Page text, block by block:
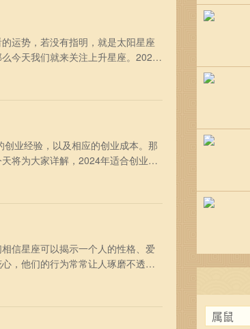
运势，若没有指明，就是太阳星座
今天我们就来关注上升星座。2024
业经验，以及相应的创业成本。那
将为大家详解，2024年适合创业的
信星座可以揭示一个人的性格、爱
，他们的行为常常让人琢磨不透。